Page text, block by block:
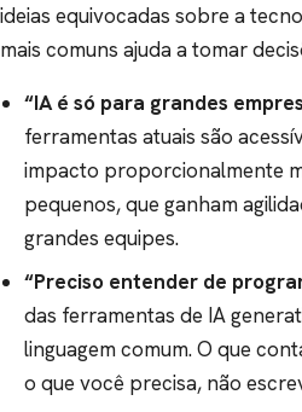
ideias equivocadas sobre a
mais comuns ajuda a tomar
“IA é só para grandes
ferramentas atuais são
impacto proporcionalmente
pequenos, que ganham
grandes equipes.
“Preciso entender de
das ferramentas de IA
linguagem comum. O que
o que você precisa, não